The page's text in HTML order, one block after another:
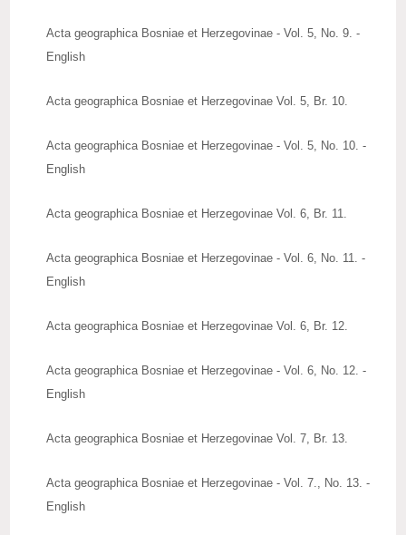
Acta geographica Bosniae et Herzegovinae - Vol. 5, No. 9. -
English
Acta geographica Bosniae et Herzegovinae Vol. 5, Br. 10.
Acta geographica Bosniae et Herzegovinae - Vol. 5, No. 10. -
English
Acta geographica Bosniae et Herzegovinae Vol. 6, Br. 11.
Acta geographica Bosniae et Herzegovinae - Vol. 6, No. 11. -
English
Acta geographica Bosniae et Herzegovinae Vol. 6, Br. 12.
Acta geographica Bosniae et Herzegovinae - Vol. 6, No. 12. -
English
Acta geographica Bosniae et Herzegovinae Vol. 7, Br. 13.
Acta geographica Bosniae et Herzegovinae - Vol. 7., No. 13. -
English